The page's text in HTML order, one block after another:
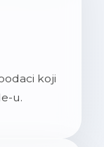
koji
u.